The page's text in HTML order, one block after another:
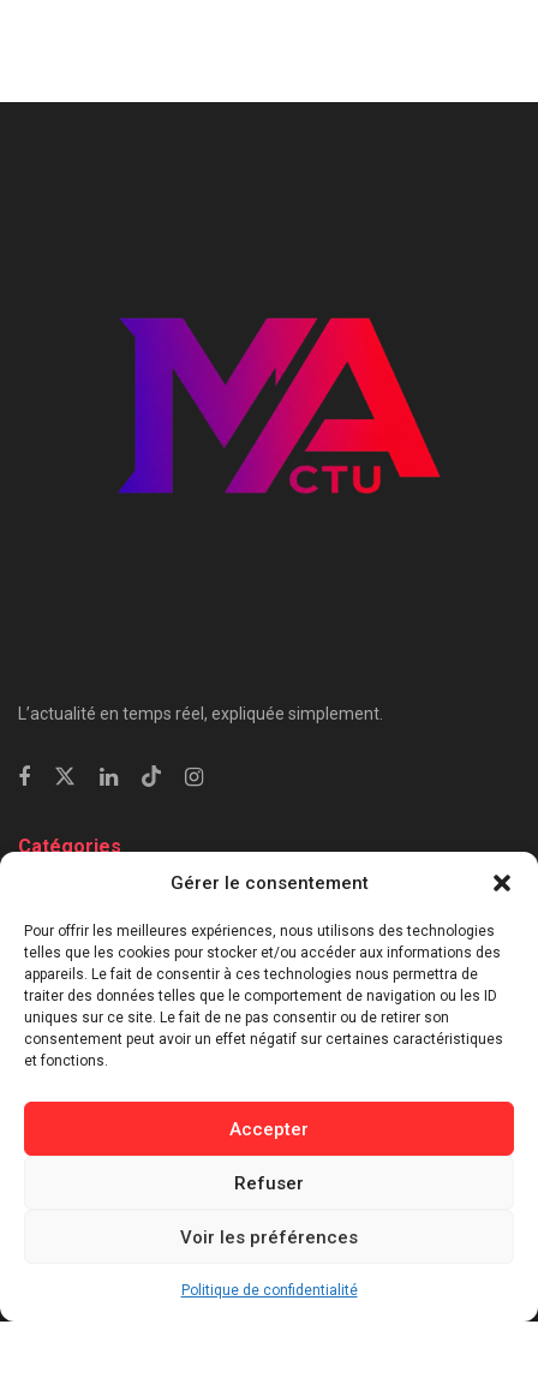
Gérer le consentement
Pour offrir les meilleures expériences, nous utilisons des technologies
telles que les cookies pour stocker et/ou accéder aux informations des
appareils. Le fait de consentir à ces technologies nous permettra de
traiter des données telles que le comportement de navigation ou les ID
uniques sur ce site. Le fait de ne pas consentir ou de retirer son
consentement peut avoir un effet négatif sur certaines caractéristiques
et fonctions.
Accepter
Refuser
Voir les préférences
Politique de confidentialité
L’actualité en temps réel, expliquée simplement.
Catégories
Économie & Business
⁠Culture & Divertissement
⁠Tech & Innovation
Sport
Lifestyle
Politique de confidentialité
Politique de cookies